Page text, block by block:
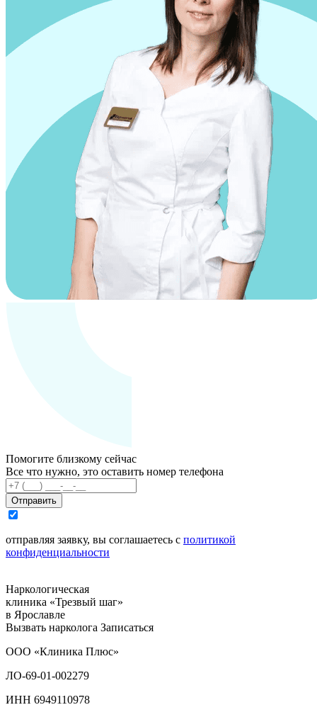
Помогите близкому сейчас
Все что нужно, это оставить номер телефона
Отправить
отправляя заявку, вы соглашаетесь с политикой
конфиденциальности
Наркологическая
клиника «Трезвый шаг»
в Ярославле
Вызвать нарколога Записаться
ООО «Клиника Плюс»
ЛО-69-01-002279
ИНН 6949110978